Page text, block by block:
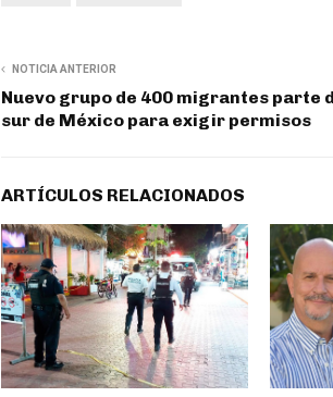
NOTICIA ANTERIOR
Nuevo grupo de 400 migrantes parte
sur de México para exigir permisos
ARTÍCULOS RELACIONADOS